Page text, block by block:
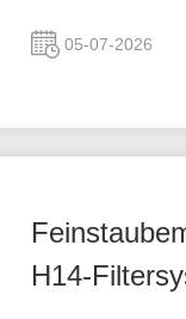
05-07-2026
H14-